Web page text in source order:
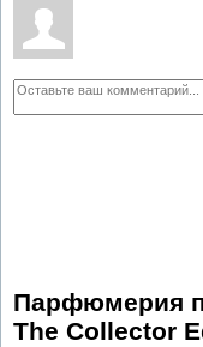
Парфюмерия
The Collector